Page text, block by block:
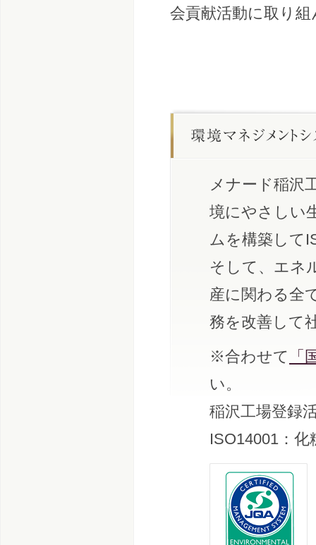
会貢献活動に取り
メナード稲沢
境にやさしい
ムを構築して
そして、エネ
産に関わる全
務を改善して
※合わせて
い。
稲沢工場登録
ISO14001：化